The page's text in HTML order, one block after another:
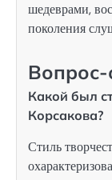
шедеврами,
поколения
Вопрос-
Какой был
Корсакова?
Стиль